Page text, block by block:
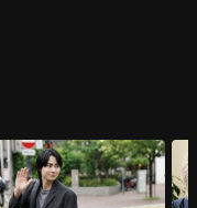
2 ตอนที่ 1